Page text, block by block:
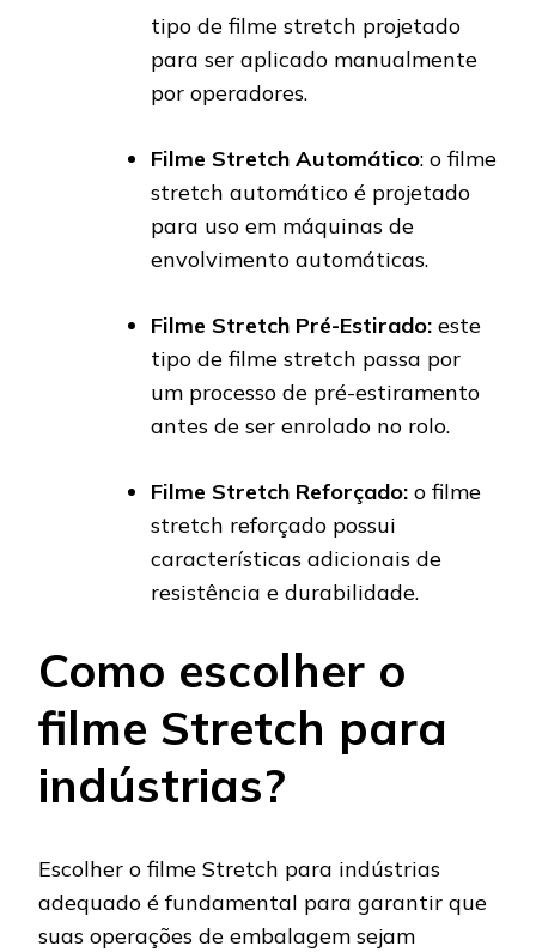
tipo de filme stretch projetado
para ser aplicado manualmente
por operadores.
Filme Stretch Automático: o filme
stretch automático é projetado
para uso em máquinas de
envolvimento automáticas.
Filme Stretch Pré-Estirado: este
tipo de filme stretch passa por
um processo de pré-estiramento
antes de ser enrolado no rolo.
Filme Stretch Reforçado: o filme
stretch reforçado possui
características adicionais de
resistência e durabilidade.
Como escolher o
filme Stretch para
indústrias?
Escolher o filme Stretch para indústrias
adequado é fundamental para garantir que
suas operações de embalagem sejam